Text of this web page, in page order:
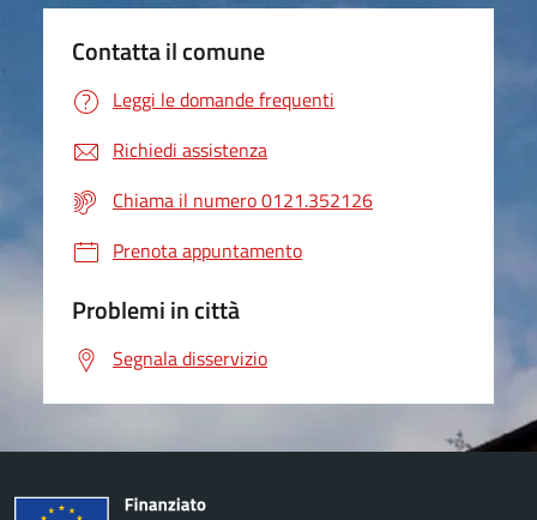
Contatta il comune
Leggi le domande frequenti
Richiedi assistenza
Chiama il numero 0121.352126
Prenota appuntamento
Problemi in città
Segnala disservizio